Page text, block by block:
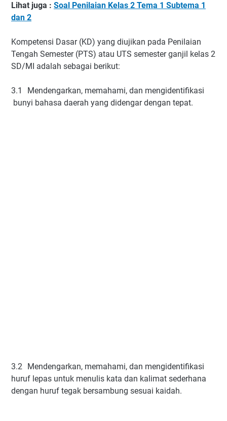
Lihat juga : Soal Penilaian Kelas 2 Tema 1 Subtema 1
dan 2
Kompetensi Dasar (KD) yang diujikan pada Penilaian
Tengah Semester (PTS) atau UTS semester ganjil kelas 2
SD/MI adalah sebagai berikut:
3.1
Mendengarkan, memahami, dan mengidentifikasi
bunyi bahasa daerah yang didengar dengan tepat.
3.2 Mendengarkan, memahami, dan mengidentifikasi
huruf lepas untuk menulis kata dan kalimat sederhana
dengan huruf tegak bersambung sesuai kaidah.